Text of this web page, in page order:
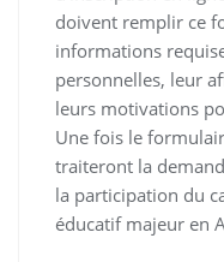
doivent remplir ce
informations
personnelles, leur
leurs motivations
Une fois le
traiteront la
la participation du
éducatif majeur en